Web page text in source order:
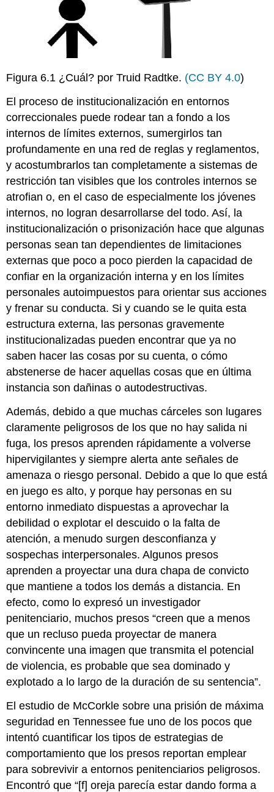
Figura 6.1 ¿Cuál? por Truid Radtke. (CC BY 4.0)
El proceso de institucionalización en entornos
correccionales puede rodear tan a fondo a los
internos de límites externos, sumergirlos tan
profundamente en una red de reglas y reglamentos,
y acostumbrarlos tan completamente a sistemas de
restricción tan visibles que los controles internos se
atrofian o, en el caso de especialmente los jóvenes
internos, no logran desarrollarse del todo. Así, la
institucionalización o prisonización hace que algunas
personas sean tan dependientes de limitaciones
externas que poco a poco pierden la capacidad de
confiar en la organización interna y en los límites
personales autoimpuestos para orientar sus acciones
y frenar su conducta. Si y cuando se le quita esta
estructura externa, las personas gravemente
institucionalizadas pueden encontrar que ya no
saben hacer las cosas por su cuenta, o cómo
abstenerse de hacer aquellas cosas que en última
instancia son dañinas o autodestructivas.
Además, debido a que muchas cárceles son lugares
claramente peligrosos de los que no hay salida ni
fuga, los presos aprenden rápidamente a volverse
hipervigilantes y siempre alerta ante señales de
amenaza o riesgo personal. Debido a que lo que está
en juego es alto, y porque hay personas en su
entorno inmediato dispuestas a aprovechar la
debilidad o explotar el descuido o la falta de
atención, a menudo surgen desconfianza y
sospechas interpersonales. Algunos presos
aprenden a proyectar una dura chapa de convicto
que mantiene a todos los demás a distancia. En
efecto, como lo expresó un investigador
penitenciario, muchos presos “creen que a menos
que un recluso pueda proyectar de manera
convincente una imagen que transmita el potencial
de violencia, es probable que sea dominado y
explotado a lo largo de la duración de su sentencia”.
El estudio de McCorkle sobre una prisión de máxima
seguridad en Tennessee fue uno de los pocos que
intentó cuantificar los tipos de estrategias de
comportamiento que los presos reportan emplear
para sobrevivir a entornos penitenciarios peligrosos.
Encontró que “[f] oreja parecía estar dando forma a